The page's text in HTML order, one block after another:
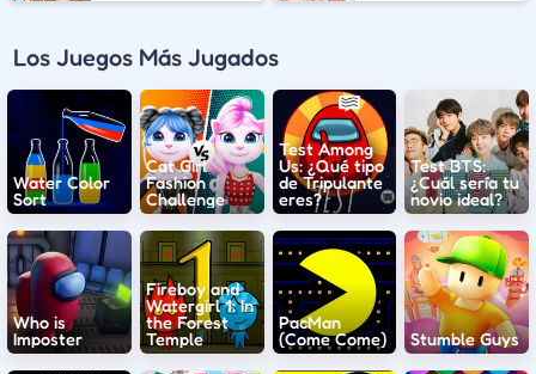
Los Juegos Más Jugados
Water Color
Sort
Cat Girl
Fashion
Challenge
Test Among
Us: ¿Qué tipo
de Tripulante
eres?
Test BTS:
¿Cuál sería tu
novio ideal?
Who is
Imposter
Fireboy and
Watergirl 1: In
the Forest
Temple
PacMan
(Come Come)
Stumble Guys